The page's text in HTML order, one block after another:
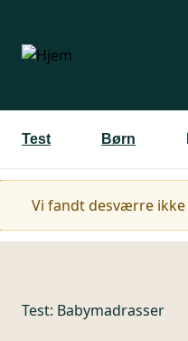
hovedindhold
Test Børn
Advarselsmeddelelse
Vi fandt desværre ikke
Test: Babymadrasser